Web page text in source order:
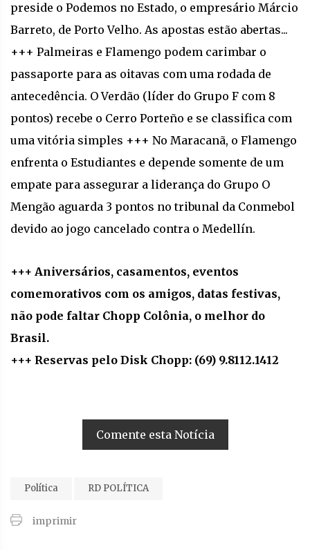
preside o Podemos no Estado, o empresário Márcio
Barreto, de Porto Velho. As apostas estão abertas...
+++ Palmeiras e Flamengo podem carimbar o
passaporte para as oitavas com uma rodada de
antecedência. O Verdão (líder do Grupo F com 8
pontos) recebe o Cerro Porteño e se classifica com
uma vitória simples +++ No Maracanã, o Flamengo
enfrenta o Estudiantes e depende somente de um
empate para assegurar a liderança do Grupo O
Mengão aguarda 3 pontos no tribunal da Conmebol
devido ao jogo cancelado contra o Medellín.
+++ Aniversários, casamentos, eventos
comemorativos com os amigos, datas festivas,
não pode faltar Chopp Colônia, o melhor do
Brasil.
+++ Reservas pelo Disk Chopp: (69) 9.8112.1412
Comente esta Notícia
Política RD POLÍTICA
imprimir